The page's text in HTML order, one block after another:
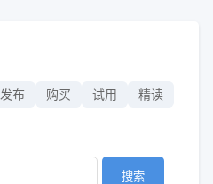
发布 购买 试用
精读
搜索